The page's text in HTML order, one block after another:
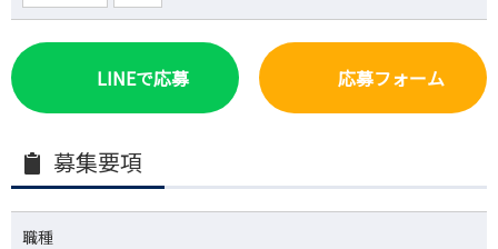
LINEで応募 応募フォーム
募集要項
職種